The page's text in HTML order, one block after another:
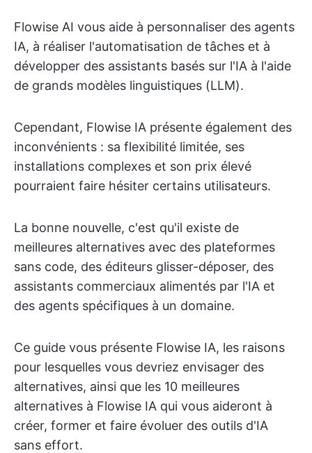
Flowise AI vous aide à personnaliser des agents
IA, à réaliser l'automatisation de tâches et à
développer des assistants basés sur l'IA à l'aide
de grands modèles linguistiques (LLM).
Cependant, Flowise IA présente également des
inconvénients : sa flexibilité limitée, ses
installations complexes et son prix élevé
pourraient faire hésiter certains utilisateurs.
La bonne nouvelle, c'est qu'il existe de
meilleures alternatives avec des plateformes
sans code, des éditeurs glisser-déposer, des
assistants commerciaux alimentés par l'IA et
des agents spécifiques à un domaine.
Ce guide vous présente Flowise IA, les raisons
pour lesquelles vous devriez envisager des
alternatives, ainsi que les 10 meilleures
alternatives à Flowise IA qui vous aideront à
créer, former et faire évoluer des outils d'IA
sans effort.